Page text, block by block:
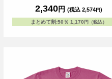
2,340円 (税込 2,574円)
まとめて割:50％ 1,170 円（税込）